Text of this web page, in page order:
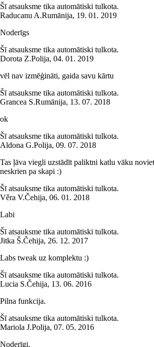
Šī atsauksme tika automātiski tulkota.
Raducanu A.Rumānija, 19. 01. 2019
Noderīgs
Šī atsauksme tika automātiski tulkota.
Dorota Z.Polija, 04. 01. 2019
vēl nav izmēģināti, gaida savu kārtu
Šī atsauksme tika automātiski tulkota.
Grancea S.Rumānija, 13. 07. 2018
ok
Šī atsauksme tika automātiski tulkota.
Aldona G.Polija, 09. 07. 2018
Tas ļāva viegli uzstādīt paliktni katlu vāku
neskrien pa skapi :)
Šī atsauksme tika automātiski tulkota.
Věra V.Čehija, 06. 01. 2018
Labi
Šī atsauksme tika automātiski tulkota.
Jitka Š.Čehija, 26. 12. 2017
Labs tweak uz komplektu :)
Šī atsauksme tika automātiski tulkota.
Lucia S.Čehija, 13. 06. 2016
Pilna funkcija.
Šī atsauksme tika automātiski tulkota.
Mariola J.Polija, 07. 05. 2016
Noderīgi.